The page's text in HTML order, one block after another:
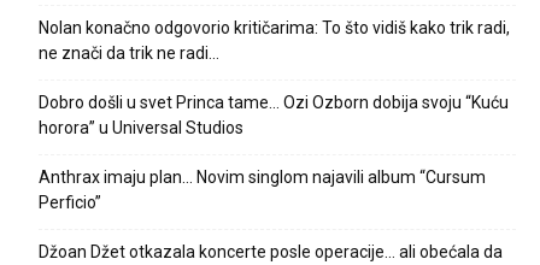
Nolan konačno odgovorio kritičarima: To što vidiš kako trik radi,
ne znači da trik ne radi…
Dobro došli u svet Princa tame… Ozi Ozborn dobija svoju “Kuću
horora” u Universal Studios
Anthrax imaju plan… Novim singlom najavili album “Cursum
Perficio”
Džoan Džet otkazala koncerte posle operacije… ali obećala da